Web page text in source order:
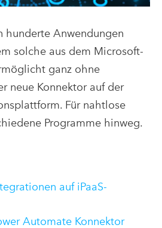
hunderte Anwendungen
solche aus dem Microsoft-
ganz ohne
neue Konnektor auf der
Für nahtlose
Programme hinweg.
auf iPaaS-
Automate Konnektor